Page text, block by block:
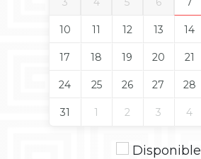
10 11 12 13 14
17 18 19 20 21
24 25 26 27 28
31 1 2 3 4
Disponible